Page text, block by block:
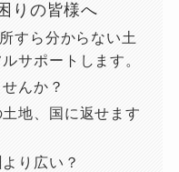
りの皆様へ
すら分からない土
サポートします。
んか？
土地、国に返せます
り広い？